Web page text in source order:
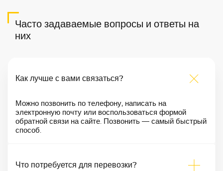
Часто задаваемые вопросы и ответы на
них
Как лучше с вами связаться?
Можно позвонить по телефону, написать на
электронную почту или воспользоваться формой
обратной связи на сайте. Позвонить — самый быстрый
способ.
Что потребуется для перевозки?